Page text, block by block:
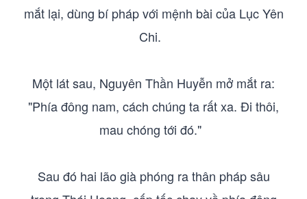
mắt lại, dùng bí pháp với mệnh bài của Lục Yên
Chi.
Một lát sau, Nguyên Thần Huyễn mở mắt ra:
"Phía đông nam, cách chúng ta rất xa. Đi thôi,
mau chóng tới đó."
Sau đó hai lão già phóng ra thân pháp sâu